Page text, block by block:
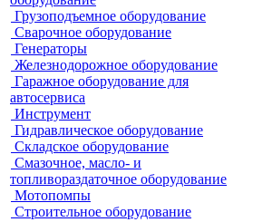
Грузоподъемное оборудование
Сварочное оборудование
Генераторы
Железнодорожное оборудование
Гаражное оборудование для
автосервиса
Инструмент
Гидравлическое оборудование
Складское оборудование
Смазочное, масло- и
топливораздаточное оборудование
Мотопомпы
Строительное оборудование